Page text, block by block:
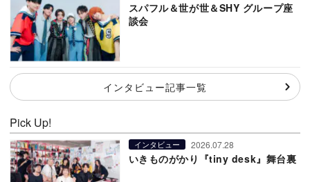
スパフル＆世が世＆SHY グループ座
談会
インタビュー記事一覧
Pick Up!
インタビュー 2026.07.28
いきものがかり『tiny desk』舞台裏